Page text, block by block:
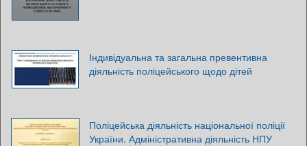
Індивідуальна та загальна превентивна
діяльність поліцейського щодо дітей
Поліцейська діяльність національної поліції
України. Адміністративна діяльність НПУ